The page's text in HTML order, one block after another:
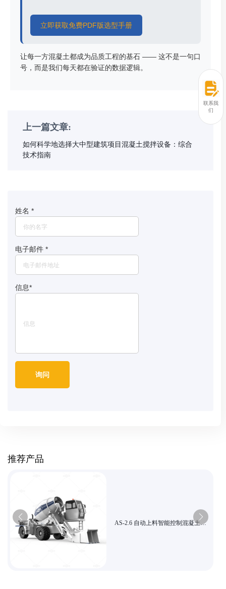
立即获取免费PDF版选型手册
让每一方混凝土都成为品质工程的基石 —— 这不是一句口
号，而是我们每天都在验证的数据逻辑。
上一篇文章:
如何科学地选择大中型建筑项目混凝土搅拌设备：综合
技术指南
姓名 *
电子邮件 *
信息*
推荐产品
AS-2.6 自动上料智能控制混凝土搅
联系我
们